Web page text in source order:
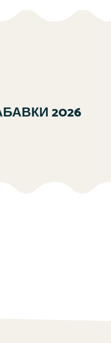
2026